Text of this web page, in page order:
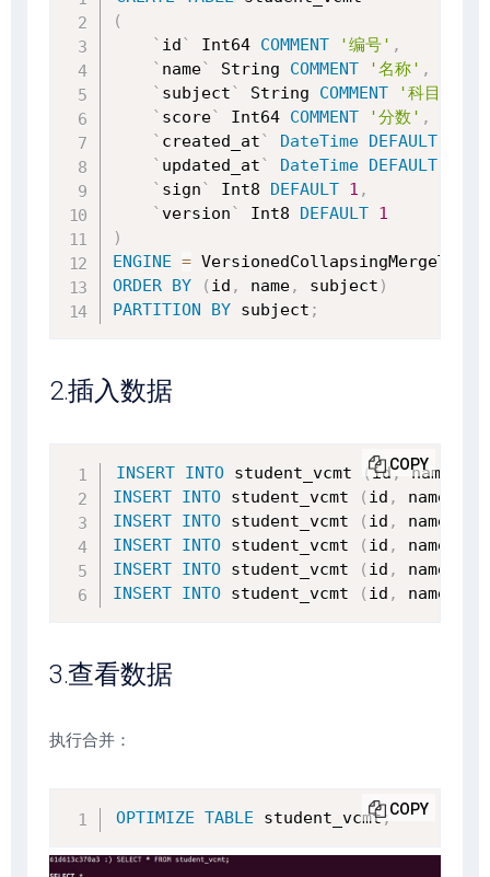
(
` id` Int64 COMMENT '编号' ,
` name` String COMMENT '名称' ,
` subject` String COMMENT '科目'
` score` Int64 COMMENT '分数' ,
` created_at` DateTime DEFAULT
` updated_at` DateTime DEFAULT
` sign` Int8 DEFAULT 1 ,
` version` Int8 DEFAULT 1
)
ENGINE = VersionedCollapsingMergeTree
ORDER BY ( id , name, subject )
PARTITION
BY subject ;
2.插入数据
INSERT INTO student_vcmt (id, name
INSERT INTO student_vcmt ( id , name
INSERT INTO student_vcmt ( id , name
INSERT INTO student_vcmt ( id , name
INSERT INTO student_vcmt ( id , name
INSERT INTO student_vcmt ( id , name
COPY
3.查看数据
执行合并：
OPTIMIZE TABLE student_vcmt;COPY